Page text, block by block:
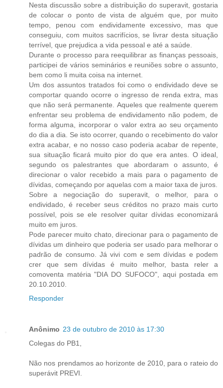
Nesta discussão sobre a distribuição do superavit, gostaria
de colocar o ponto de vista de alguém que, por muito
tempo, penou com endividamente excessivo, mas que
conseguiu, com muitos sacrifícios, se livrar desta situação
terrível, que prejudica a vida pessoal e até a saúde.
Durante o processo para reequilibrar as finanças pessoais,
participei de vários seminários e reuniões sobre o assunto,
bem como li muita coisa na internet.
Um dos assuntos tratados foi como o endividado deve se
comportar quando ocorre o ingresso de renda extra, mas
que não será permanente. Aqueles que realmente querem
enfrentar seu problema de endividamento não podem, de
forma alguma, incorporar o valor extra ao seu orçamento
do dia a dia. Se isto ocorrer, quando o recebimento do valor
extra acabar, e no nosso caso poderia acabar de repente,
sua situação ficará muito pior do que era antes. O ideal,
segundo os palestrantes que abordaram o assunto, é
direcionar o valor recebido a mais para o pagamento de
dívidas, começando por aquelas com a maior taxa de juros.
Sobre a negociação do superavit, o melhor, para o
endividado, é receber seus créditos no prazo mais curto
possível, pois se ele resolver quitar dívidas economizará
muito em juros.
Pode parecer muito chato, direcionar para o pagamento de
dívidas um dinheiro que poderia ser usado para melhorar o
padrão de consumo. Já vivi com e sem dívidas e podem
crer que sem dívidas é muito melhor, basta reler a
comoventa matéria "DIA DO SUFOCO", aqui postada em
20.10.2010.
Responder
Anônimo 23 de outubro de 2010 às 17:30
Colegas do PB1,
Não nos prendamos ao horizonte de 2010, para o rateio do
superávit PREVI.